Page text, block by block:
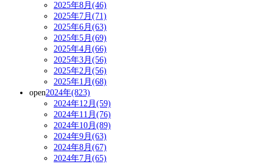
2025年8月(46)
2025年7月(71)
2025年6月(63)
2025年5月(69)
2025年4月(66)
2025年3月(56)
2025年2月(56)
2025年1月(68)
open2024年(823)
2024年12月(59)
2024年11月(76)
2024年10月(89)
2024年9月(63)
2024年8月(67)
2024年7月(65)